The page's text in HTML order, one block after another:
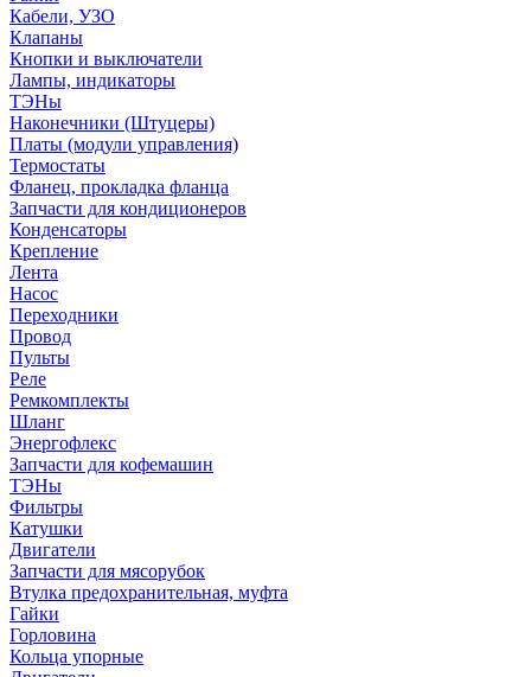
Кабели, УЗО
Клапаны
Кнопки и выключатели
Лампы, индикаторы
ТЭНы
Наконечники (Штуцеры)
Платы (модули управления)
Термостаты
Фланец, прокладка фланца
Запчасти для кондиционеров
Конденсаторы
Крепление
Лента
Насос
Переходники
Провод
Пульты
Реле
Ремкомплекты
Шланг
Энергофлекс
Запчасти для кофемашин
ТЭНы
Фильтры
Катушки
Двигатели
Запчасти для мясорубок
Втулка предохранительная, муфта
Гайки
Горловина
Кольца упорные